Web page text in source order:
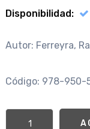
Disponibilidad:
Autor: Ferreyra,
Código: 978-950-